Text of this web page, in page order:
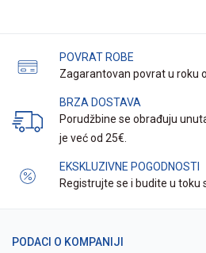
POVRAT ROBE
Zagarantovan povrat u roku
BRZA DOSTAVA
Porudžbine se obrađuju
je već od 25€.
EKSKLUZIVNE POGODNOSTI
Registrujte se i budite u toku
PODACI O KOMPANIJI